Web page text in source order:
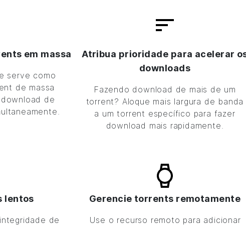
em massa
serve como
de massa
de
Atribua prioridade para acelerar
downloads
Fazendo download de mais de um
torrent? Aloque mais largura de banda
a um torrent específico para fazer
download mais rapidamente.
lentos
de
Gerencie torrents remotamente
Use o recurso remoto para adicionar